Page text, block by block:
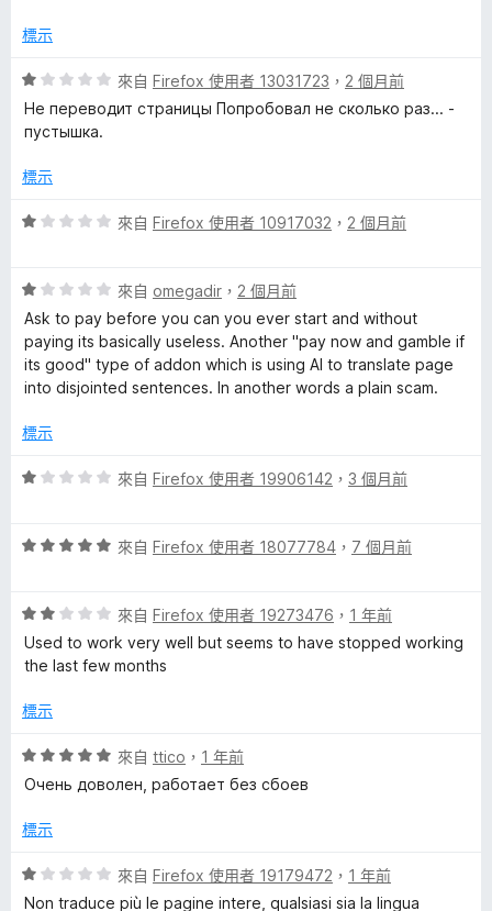
–
t
r
n
s
a
r
,
d
i
t
，
分
5
標示
評
價
1
，
分
來自 Firefox 使用者 13031723 ， 2 個月前
Не переводит страницы Попробовал не сколько раз... -
пустышка.
標示
評
分
，
滿
分
5
來自 Firefox 使用者 10917032 ， 2 個月前
評
價
1
分
，
分
分
來自 omegadir ， 2 個月前
Ask to pay before you can you ever start and without
paying its basically useless. Another "pay now and gamble if
its good" type of addon which is using AI to translate page
into disjointed sentences. In another words a plain scam.
標示
評
分
分
5
分
來自 Firefox 使用者 19906142 ， 3 個月前
評
分
，
滿
5
來自 Firefox 使用者 18077784 ， 7 個月前
評
價
2
，
分
5
來自 Firefox 使用者 19273476 ， 1 年前
Used to work very well but seems to have stopped working
the last few months
標示
評
價
分
滿
分
來自 ttico ， 1 年前
Очень доволен, работает без сбоев
標示
評
價
來自 Firefox 使用者 19179472 ， 1 年前
Non traduce più le pagine intere, qualsiasi sia la lingua